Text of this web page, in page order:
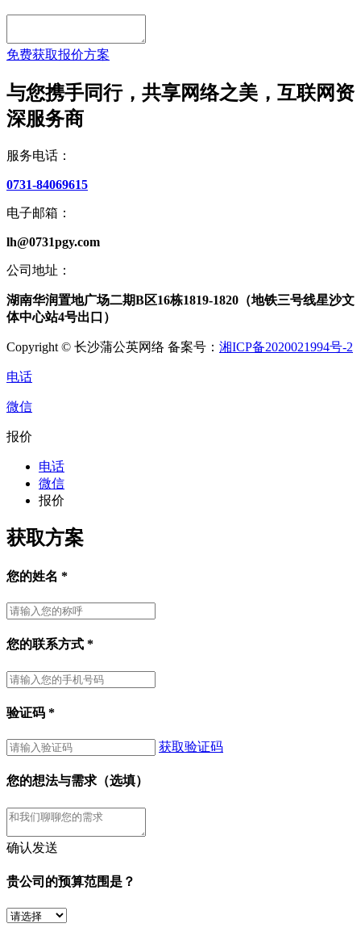
免费获取报价方案
与您携手同行，共享网络之美，互联网资
深服务商
服务电话：
0731-84069615
电子邮箱：
lh@0731pgy.com
公司地址：
湖南华润置地广场二期B区16栋1819-1820（地铁三号线星沙文
体中心站4号出口）
Copyright © 长沙蒲公英网络 备案号： 湘ICP备2020021994号-2
电话
微信
报价
电话
微信
报价
获取方案
您的姓名 *
您的联系方式 *
验证码 *
获取验证码
您的想法与需求（选填）
确认发送
贵公司的预算范围是？